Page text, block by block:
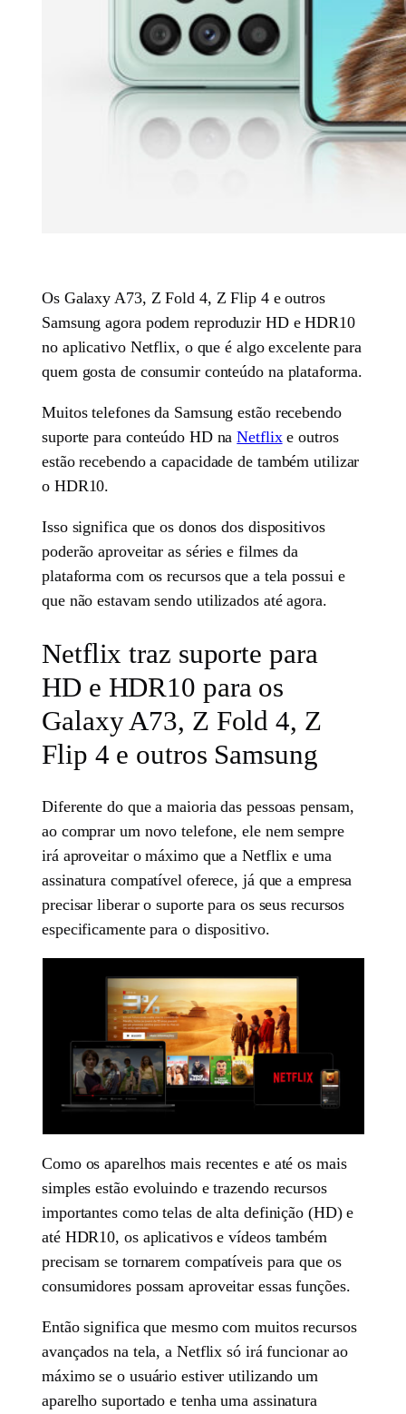
Os Galaxy A73, Z Fold 4, Z Flip 4 e outros
Samsung agora podem reproduzir HD e HDR10
no aplicativo Netflix, o que é algo excelente para
quem gosta de consumir conteúdo na plataforma.
Muitos telefones da Samsung estão recebendo
suporte para conteúdo HD naNetflixe outros
estão recebendo a capacidade de também utilizar
o HDR10.
Isso significa que os donos dos dispositivos
poderão aproveitar as séries e filmes da
plataforma com os recursos que a tela possui e
que não estavam sendo utilizados até agora.
Netflix traz suporte para
HD e HDR10 para os
Galaxy A73, Z Fold 4, Z
Flip 4 e outros Samsung
Diferente do que a maioria das pessoas pensam,
ao comprar um novo telefone, ele nem sempre
irá aproveitar o máximo que a Netflix e uma
assinatura compatível oferece, já que a empresa
precisar liberar o suporte para os seus recursos
especificamente para o dispositivo.
Como os aparelhos mais recentes e até os mais
simples estão evoluindo e trazendo recursos
importantes como telas de alta definição (HD) e
até HDR10, os aplicativos e vídeos também
precisam se tornarem compatíveis para que os
consumidores possam aproveitar essas funções.
Então significa que mesmo com muitos recursos
avançados na tela, a Netflix só irá funcionar ao
máximo se o usuário estiver utilizando um
aparelho suportado e tenha uma assinatura